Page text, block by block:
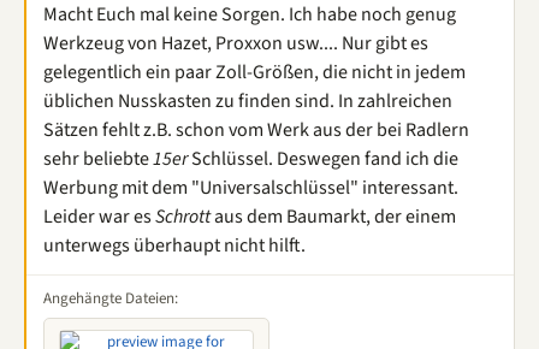
Macht Euch mal keine Sorgen. Ich habe noch genug
Werkzeug von Hazet, Proxxon usw.... Nur gibt es
gelegentlich ein paar Zoll-Größen, die nicht in jedem
üblichen Nusskasten zu finden sind. In zahlreichen
Sätzen fehlt z.B. schon vom Werk aus der bei Radlern
sehr beliebte15erSchlüssel. Deswegen fand ich die
Werbung mit dem "Universalschlüssel" interessant.
Leider war esSchrottaus dem Baumarkt, der einem
unterwegs überhaupt nicht hilft.
Angehängte Dateien: